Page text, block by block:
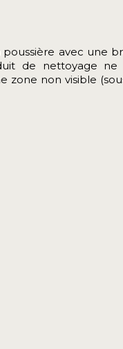
avec une
de nettoyage
zone non visible